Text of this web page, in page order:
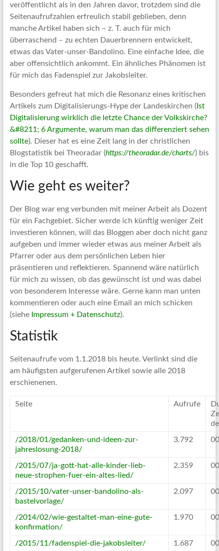
veröffentlicht als in den Jahren davor, trotzdem sind die
Seitenaufrufzahlen erfreulich stabil geblieben, denn
manche Artikel haben sich – z. T. auch für mich
überraschend – zu echten Dauerbrennern entwickelt,
etwas das Vater-unser-Bandolino. Eine einfache Idee, die
aber offensichtlich ankommt. Ein ähnliches Phänomen ist
für mich das Fadenspiel zur Jakobsleiter.
Besonders gefreut hat mich die Resonanz eines kritischen
Artikels zum Digitalisierungs-Hype der Landeskirchen (Ist
Digitalisierung wirklich die letzte Chance der Volkskirche?
&#8211; 6 Argumente, warum man das differenziert sehen
sollte). Dieser hat es eine Zeit lang in der christlichen
Blogstatistik bei Theoradar (https://theoradar.de/charts/) bis
in die Top 10 geschafft.
Wie geht es weiter?
Der Blog war eng verbunden mit meiner Arbeit als Dozent
für ein Fachgebiet. Sicher werde ich künftig weniger Zeit
investieren können, will das Bloggen aber doch nicht ganz
aufgeben und immer wieder etwas aus meiner Arbeit als
Pfarrer oder aus dem persönlichen Leben hier
präsentieren und reflektieren. Spannend wäre natürlich
für mich zu wissen, ob das gewünscht ist und was dabei
von besonderem Interesse wäre. Gerne kann man unten
kommentieren oder auch eine Email an mich schicken
(siehe Impressum + Datenschutz).
Statistik
Seitenaufrufe vom 1.1.2018 bis heute. Verlinkt sind die
am häufigsten aufgerufenen Artikel sowie alle 2018
erschienenen.
Seite Aufrufe
/2018/01/gedanken-und-ideen-zur-
jahreslosung-2018/
3.792
/2015/07/ja-gott-hat-alle-kinder-lieb-
neue-strophen-fuer-ein-altes-lied/
2.359
/2015/10/vater-unser-bandolino-als-
bastelvorlage/
2.097
/2014/02/wie-gestaltet-man-eine-gute-
konfirmation/
1.970
/2015/11/fadenspiel-die-jakobsleiter/ 1.687